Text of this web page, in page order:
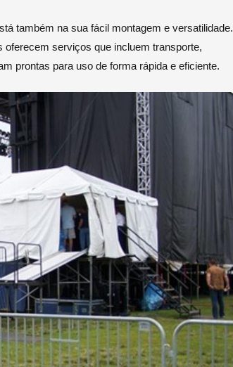
também na sua fácil montagem e versatilidade.
serviços que incluem transporte,
prontas para uso de forma rápida e eficiente.